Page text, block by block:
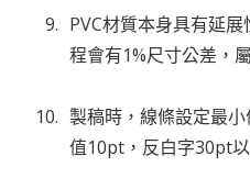
PVC材質本身具有延
程會有1%尺寸公差，
製稿時，線條設定最
值10pt，反白字30pt